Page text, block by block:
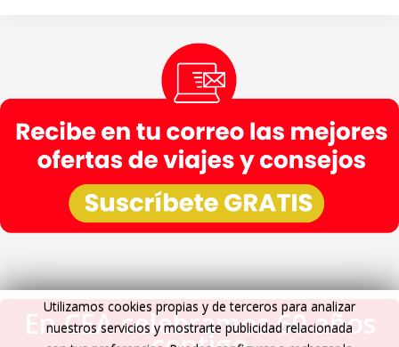
En CEA celebramos 60 años
Utilizamos cookies propias y de terceros para analizar
nuestros servicios y mostrarte publicidad relacionada